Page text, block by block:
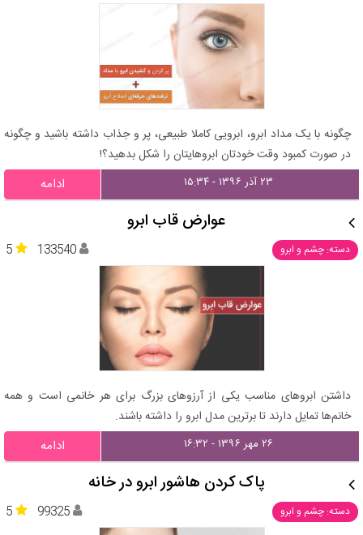
چگونه با یک مداد ابرو، ابرویی کاملا طبیعی، پر و جذاب داشته باشید و چگونه
در صورت کمبود وقت خودتان ابروهایتان را شکل بدهید؟!
۲۳ آذر ۱۳۹۶ - ۱۵:۳۴ ادامه
عوارض قاب ابرو
دسته: چشم و ابرو 5 133540
داشتن ابروهای مناسب یکی از آرزوهای بزرگ برای هر خانمی است و همه
خانم‌ها تمایل دارند تا برترین مدل ابرو را داشته باشند.
۲۶ مهر ۱۳۹۶ - ۱۶:۳۲ ادامه
پاک کردن هاشور ابرو در خانه
دسته: چشم و ابرو 5 99325